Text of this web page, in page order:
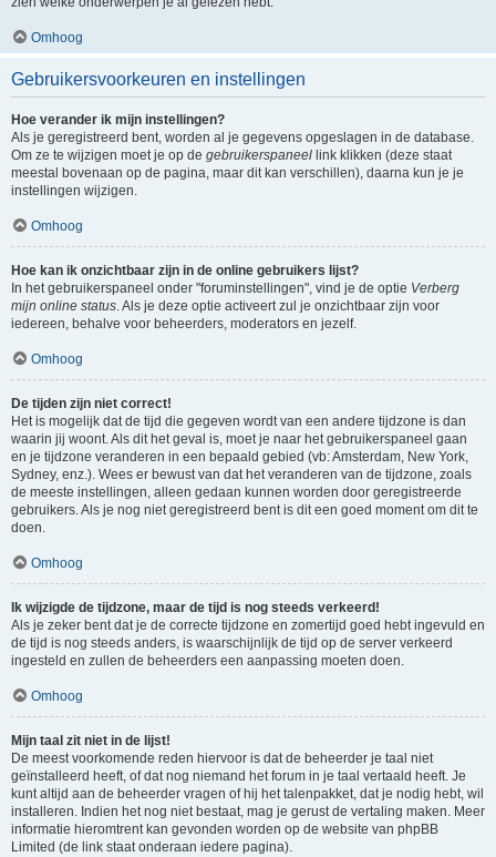
Omhoog
Gebruikersvoorkeuren en instellingen
Hoe verander ik mijn instellingen?
Als je geregistreerd bent, worden al je gegevens opgeslagen in de database.
Om ze te wijzigen moet je op de gebruikerspaneel link klikken (deze staat
meestal bovenaan op de pagina, maar dit kan verschillen), daarna kun je je
instellingen wijzigen.
Omhoog
Hoe kan ik onzichtbaar zijn in de online gebruikers lijst?
In het gebruikerspaneel onder "foruminstellingen", vind je de optie Verberg
mijn online status. Als je deze optie activeert zul je onzichtbaar zijn voor
iedereen, behalve voor beheerders, moderators en jezelf.
Omhoog
De tijden zijn niet correct!
Het is mogelijk dat de tijd die gegeven wordt van een andere tijdzone is dan
waarin jij woont. Als dit het geval is, moet je naar het gebruikerspaneel gaan
en je tijdzone veranderen in een bepaald gebied (vb: Amsterdam, New York,
Sydney, enz.). Wees er bewust van dat het veranderen van de tijdzone, zoals
de meeste instellingen, alleen gedaan kunnen worden door geregistreerde
gebruikers. Als je nog niet geregistreerd bent is dit een goed moment om dit te
doen.
Omhoog
Ik wijzigde de tijdzone, maar de tijd is nog steeds verkeerd!
Als je zeker bent dat je de correcte tijdzone en zomertijd goed hebt ingevuld en
de tijd is nog steeds anders, is waarschijnlijk de tijd op de server verkeerd
ingesteld en zullen de beheerders een aanpassing moeten doen.
Omhoog
Mijn taal zit niet in de lijst!
De meest voorkomende reden hiervoor is dat de beheerder je taal niet
geïnstalleerd heeft, of dat nog niemand het forum in je taal vertaald heeft. Je
kunt altijd aan de beheerder vragen of hij het talenpakket, dat je nodig hebt, wil
installeren. Indien het nog niet bestaat, mag je gerust de vertaling maken. Meer
informatie hieromtrent kan gevonden worden op de website van phpBB
Limited (de link staat onderaan iedere pagina).